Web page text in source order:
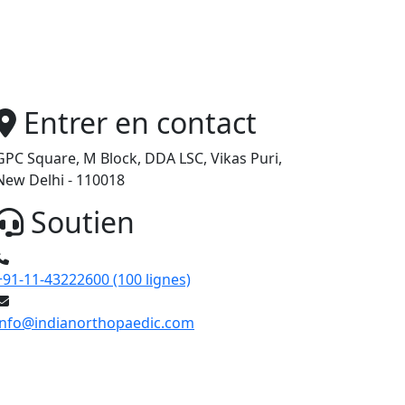
Entrer en contact
Square, M Block, DDA LSC, Vikas Puri,
Delhi - 110018
Soutien
11-43222600 (100 lignes)